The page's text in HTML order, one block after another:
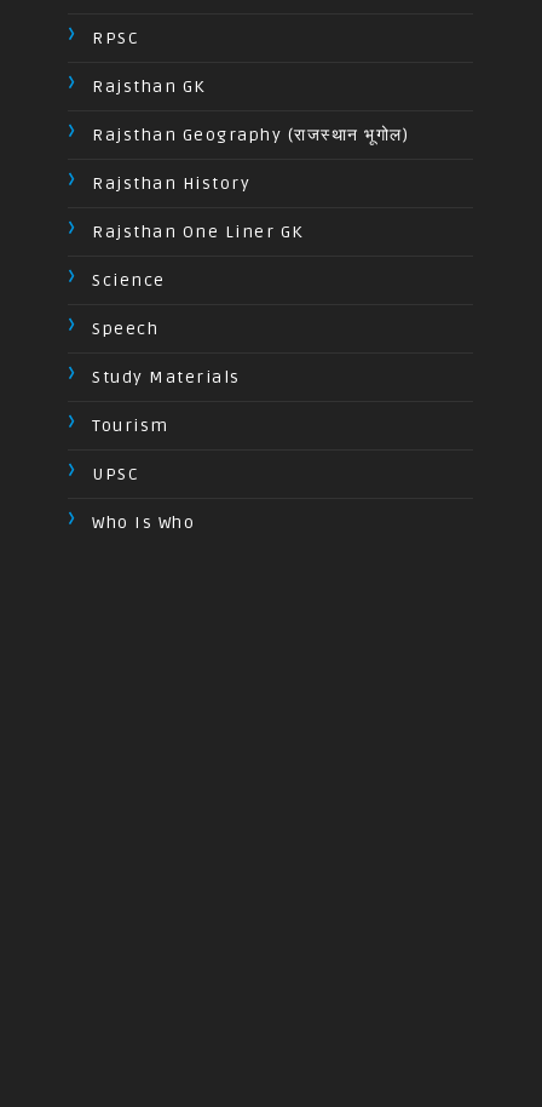
RPSC
Rajsthan GK
Rajsthan Geography (राजस्थान भूगोल)
Rajsthan History
Rajsthan One Liner GK
Science
Speech
Study Materials
Tourism
UPSC
Who Is Who